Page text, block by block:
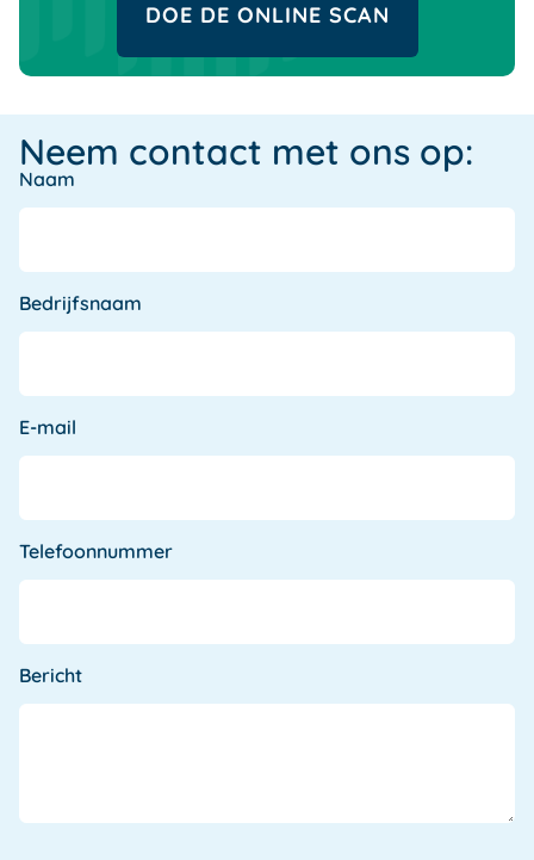
DOE DE ONLINE SCAN
Neem contact met ons op:
Naam
Bedrijfsnaam
E-mail
Telefoonnummer
Bericht